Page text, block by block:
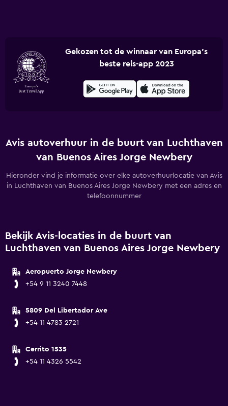
Gekozen tot de winnaar van Europa's
beste reis-app 2023
Avis autoverhuur in de buurt van Luchthaven
van Buenos Aires Jorge Newbery
Hieronder vind je informatie over elke autoverhuurlocatie van Avis
in Luchthaven van Buenos Aires Jorge Newbery met een adres en
telefoonnummer
Bekijk Avis-locaties in de buurt van
Luchthaven van Buenos Aires Jorge Newbery
Aeropuerto Jorge Newbery
+54 9 11 3240 7448
5809 Del Libertador Ave
+54 11 4783 2721
Cerrito 1535
+54 11 4326 5542